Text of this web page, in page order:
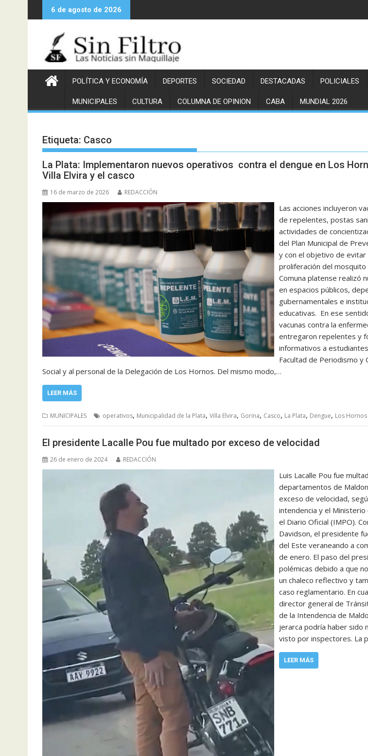
al
6 de agosto de 2026
POLÍTICA Y ECONOMÍA DEPORTES SOCIEDAD DESTACADAS POLICIALES
MUNICIPALES CULTURA COLUMNA DE OPINION CABA MUNDIAL 2026
Etiqueta: Casco
La Plata: Implementaron nuevos operativos contra el dengue en Los
Villa Elvira y el casco
16 de marzo de 2026 REDACCIÓN
Las acciones incluyeron
de repelentes, postas
actividades de
del Plan Municipal de
y con el objetivo de evitar
proliferación del
Comuna platense realizó
en espacios públicos,
gubernamentales e
educativas. En ese
vacunas contra la
entregaron repelentes y
informativos a
Facultad de Periodismo y
Social y al personal de la Delegación de Los Hornos. Del mismo modo,…
LEER MÁS
MUNICIPALES operativos, Municipalidad de la Plata, Villa Elvira, Gorina, Casco, La Plata, Dengue, Los Hornos
El presidente Lacalle Pou fue multado por exceso de velocidad
26 de enero de 2024 REDACCIÓN
Luis Lacalle Pou fue
departamentos de
exceso de velocidad,
intendencia y el
el Diario Oficial (IMPO).
Davidson, el presidente
del Este veraneando a
de enero. El paso del
polémicas debido a que
un chaleco reflectivo y
caso reglamentario. En
director general de
de la Intendencia de
jerarca podría haber sido
visto por inspectores. La
LEER MÁS